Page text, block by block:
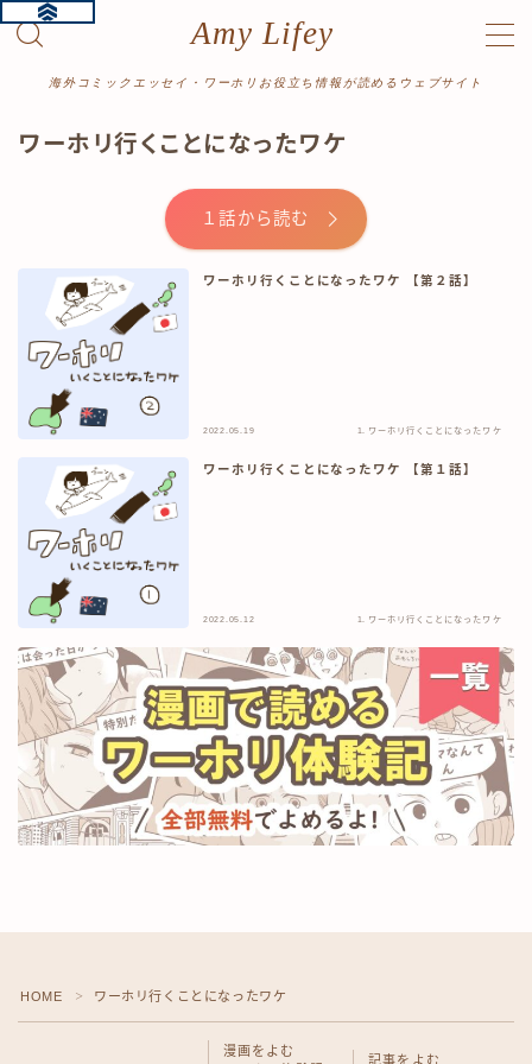
Amy Lifey
海外コミックエッセイ・ワーホリお役立ち情報が読めるウェブサイト
MENU
ホーム
漫画をよむ
ワーホリ体験記
読み切り
絵日記
旅行記
記事をよむ
ワーホリ情報
英語勉強法
ノマド＆旅情報
お仕事のご依頼
掲載実績
ワーホリ行くことになったワケ
１話から読む
ワーホリ行くことになったワケ 【第２話】
2022.05.19 1. ワーホリ行くことになったワケ
ワーホリ行くことになったワケ 【第１話】
2022.05.12 1. ワーホリ行くことになったワケ
HOME ＞ ワーホリ行くことになったワケ
漫画をよむ
記事をよむ